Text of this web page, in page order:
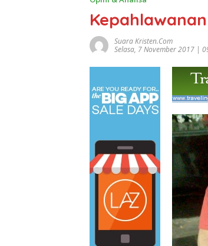
Suara Kristen.com
Selasa, 7 November 2017 |